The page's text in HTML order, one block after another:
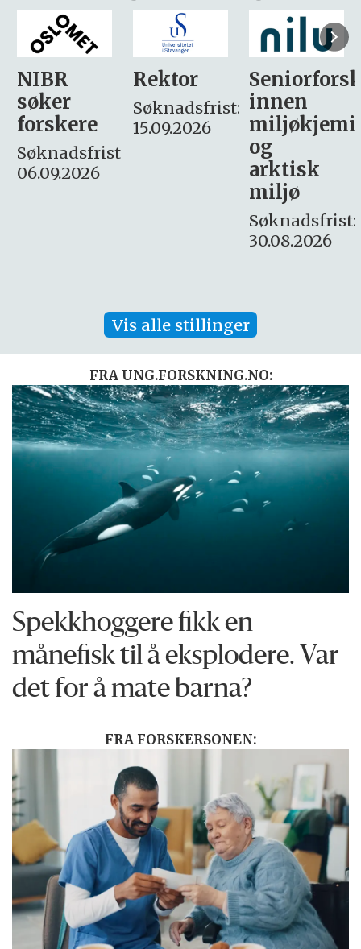
Rektor
Søknadsfrist:
15.09.2026
Seniorforsker
innen
miljøkjemi
søker
– fast
Søknadsfrist:
16. august.
Vis alle stillinger
FRA UNG.FORSKNING.NO:
Spekkhoggere fikk en
månefisk til å eksplodere. Var
det for å mate barna?
FRA FORSKERSONEN: